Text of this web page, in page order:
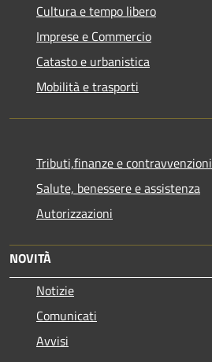
Cultura e tempo libero
Imprese e Commercio
Catasto e urbanistica
Mobilità e trasporti
Tributi,finanze e contravvenzioni
Salute, benessere e assistenza
Autorizzazioni
NOVITÀ
Notizie
Comunicati
Avvisi